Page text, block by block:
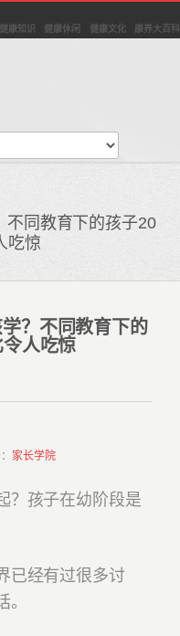
健康知识 健康休闲 健康文化 康养大百科
不同教育下的孩子20
吃惊
？不同教育下的
人吃惊
家长学院
孩子在幼阶段是
经有过很多讨